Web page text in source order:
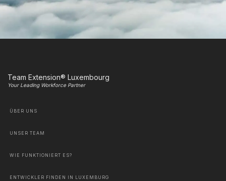
Team Extension® Luxembourg
Your Leading Workforce Partner
ÜBER UNS
UNSER TEAM
WIE FUNKTIONIERT ES?
ENTWICKLER FINDEN IN LUXEMBURG